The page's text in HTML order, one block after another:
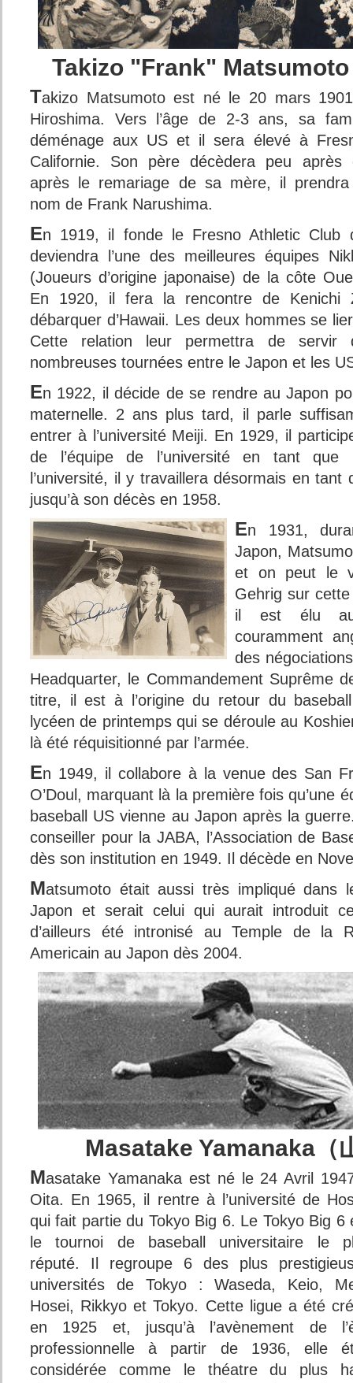
Takizo "Frank" Matsumoto
Takizo Matsumoto est né le 20 mars
Hiroshima. Vers l’âge de 2-3 ans, sa
déménage aux US et il sera élevé à
Californie. Son père décèdera peu après
après le remariage de sa mère, il
nom de Frank Narushima.
En 1919, il fonde le Fresno Athletic Club
deviendra l’une des meilleures équipes
(Joueurs d’origine japonaise) de la côte
En 1920, il fera la rencontre de Kenichi
débarquer d’Hawaii. Les deux hommes se
Cette relation leur permettra de servir
nombreuses tournées entre le Japon et les
En 1922, il décide de se rendre au Japon
maternelle. 2 ans plus tard, il parle
entrer à l’université Meiji. En 1929, il
de l’équipe de l’université en tant que
l’université, il y travaillera désormais en
jusqu’à son décès en 1958.
En 1931,
Japon,
et on peut le
Gehrig sur
il est élu au
couramment
des
Headquarter, le Commandement Suprême
titre, il est à l’origine du retour du
lycéen de printemps qui se déroule au
là été réquisitionné par l’armée.
En 1949, il collabore à la venue des San
O’Doul, marquant là la première fois qu’une
baseball US vienne au Japon après la
conseiller pour la JABA, l’Association de
dès son institution en 1949. Il décède en
Matsumoto était aussi très impliqué dans
Japon et serait celui qui aurait introduit
d’ailleurs été intronisé au Temple de la
Americain au Japon dès 2004.
Masatake Yamanaka（
Masatake Yamanaka est né le 24 Avril
Oita. En 1965, il rentre à l’université de
qui fait partie du Tokyo Big 6. Le Tokyo Big 6
le tournoi de baseball universitaire le
réputé. Il regroupe 6 des plus
universités de Tokyo : Waseda, Keio,
Hosei, Rikkyo et Tokyo. Cette ligue a été
en 1925 et, jusqu’à l’avènement de
professionnelle à partir de 1936, elle
considérée comme le théatre du plus